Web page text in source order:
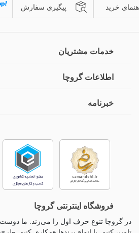
خرید پیگیری سفارش
خدمات مشتریان
اطلاعات گروچا
خبرنامه
فروشگاه اینترنتی گروچا
در گروچا تنوع حرف اول را می‌زند. ما دوست